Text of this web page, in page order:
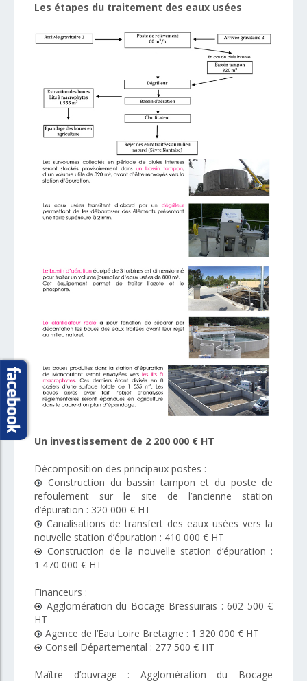
Les étapes du traitement des eaux usées
Un investissement de 2 200 000 € HT
Décomposition des principaux postes :
Construction du bassin tampon et du poste de
refoulement sur le site de l’ancienne station
d’épuration : 320 000 € HT
Canalisations de transfert des eaux usées vers la
nouvelle station d’épuration : 410 000 € HT
Construction de la nouvelle station d’épuration :
1 470 000 € HT
Financeurs :
Agglomération du Bocage Bressuirais : 602 500 €
HT
Agence de l’Eau Loire Bretagne : 1 320 000 € HT
Conseil Départemental : 277 500 € HT
Maître d’ouvrage : Agglomération du Bocage